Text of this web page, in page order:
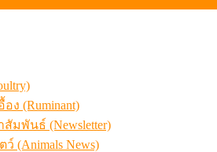
อง (Ruminant)
มพันธ์ (Newsletter)
(Animals News)